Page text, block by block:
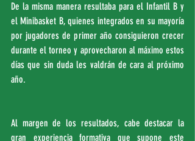
De la misma manera resultaba para el Infantil B y
el Minibasket B, quienes integrados en su mayoría
por jugadores de primer año consiguieron crecer
durante el torneo y aprovecharon al máximo estos
días que sin duda les valdrán de cara al próximo
año.
Al margen de los resultados, cabe destacar la
gran experiencia formativa que supone este